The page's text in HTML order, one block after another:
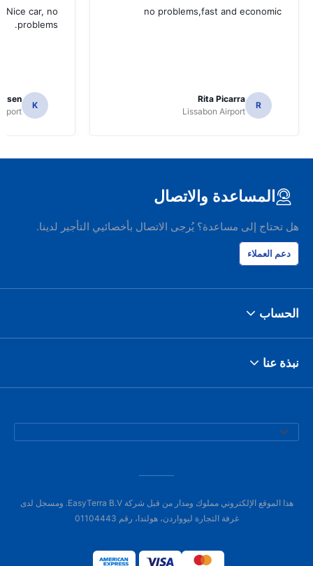
no problems,fast and economic
R
Rita Picarra
Lissabon Airport
Nice car, no
problems.
K
المساعدة والاتصال
هل تحتاج إلى مساعدة؟ يُرجى الاتصال بأخصائيي التأجير لدينا.
دعم العملاء
الحساب
نبذة عنا
هذا الموقع الإلكتروني مملوك ومدار من قبل شركة EasyTerra B.V. ومسجل لدى
غرفة التجارة ليوواردن، هولندا، رقم 01104443